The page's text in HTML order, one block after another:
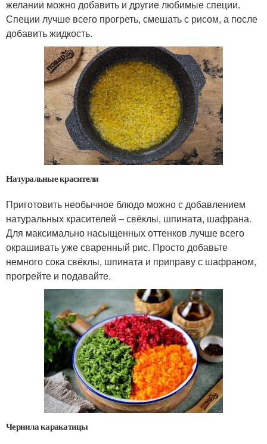
желании можно добавить и другие любимые специи.
Специи лучше всего прогреть, смешать с рисом, а после
добавить жидкость.
Натуральные красители
Приготовить необычное блюдо можно с добавлением
натуральных красителей – свёклы, шпината, шафрана.
Для максимально насыщенных оттенков лучше всего
окрашивать уже сваренный рис. Просто добавьте
немного сока свёклы, шпината и приправу с шафраном,
прогрейте и подавайте.
Чернила каракатицы